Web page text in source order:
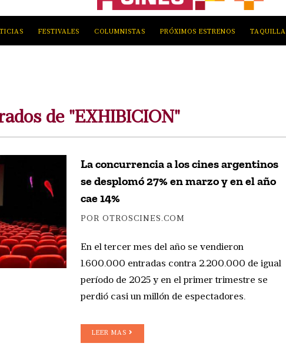
FESTIVALES COLUMNISTAS PRÓXIMOS ESTRENOS TAQUILLA
de "EXHIBICION"
La concurrencia a los cines argentinos
se desplomó 27% en marzo y en el año
cae 14%
POR OTROSCINES.COM
En el tercer mes del año se vendieron
1.600.000 entradas contra 2.200.000 de igual
período de 2025 y en el primer trimestre se
perdió casi un millón de espectadores.
LEER MAS